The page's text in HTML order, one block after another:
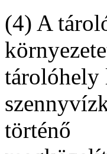
(4) A
tárolóhely
történő